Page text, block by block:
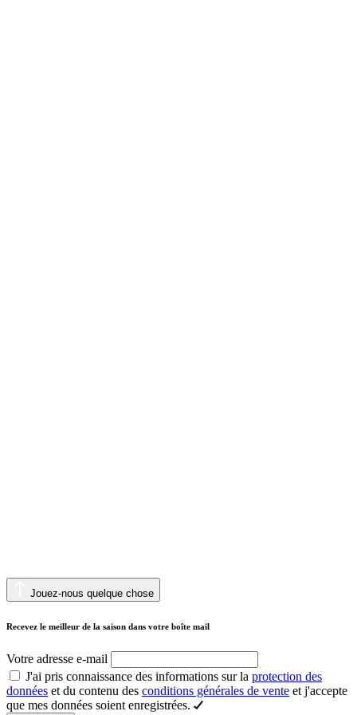
Jouez-nous quelque chose
Recevez le meilleur de la saison dans votre boîte mail
Votre adresse e-mail
J'ai pris connaissance des informations sur la protection des
données et du contenu des conditions générales de vente et j'accepte
que mes données soient enregistrées.